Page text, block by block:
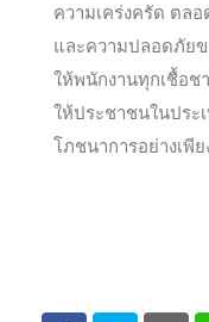
ความเคร่งครัด ตล
และความปลอดภัย
ให้พนักงานทุกเชื้อช
ให้ประชาชนในปร
โภชนาการอย่างเพี